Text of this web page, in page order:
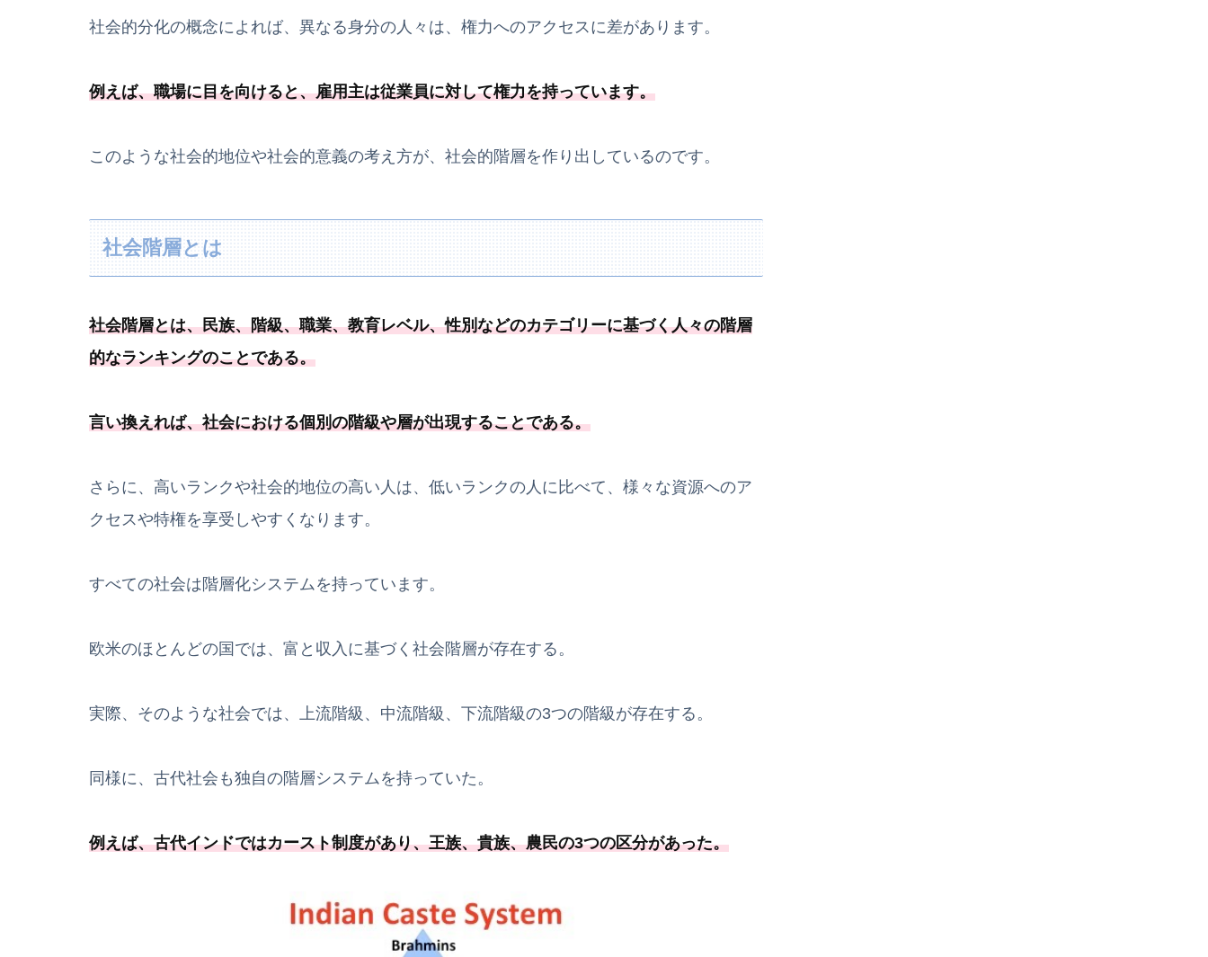
社会的分化の概念によれば、異なる身分の人々は、権力へのアクセスに差があります。
例えば、職場に目を向けると、雇用主は従業員に対して権力を持っています。
このような社会的地位や社会的意義の考え方が、社会的階層を作り出しているのです。
社会階層とは
社会階層とは、民族、階級、職業、教育レベル、性別などのカテゴリーに基づく人々の階層
的なランキングのことである。
言い換えれば、社会における個別の階級や層が出現することである。
さらに、高いランクや社会的地位の高い人は、低いランクの人に比べて、様々な資源へのア
クセスや特権を享受しやすくなります。
すべての社会は階層化システムを持っています。
欧米のほとんどの国では、富と収入に基づく社会階層が存在する。
実際、そのような社会では、上流階級、中流階級、下流階級の3つの階級が存在する。
同様に、古代社会も独自の階層システムを持っていた。
例えば、古代インドではカースト制度があり、王族、貴族、農民の3つの区分があった。